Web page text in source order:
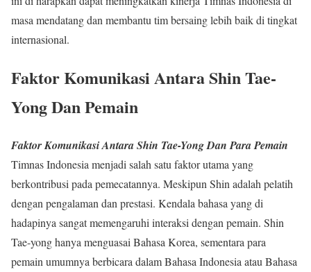
masa mendatang dan membantu tim bersaing lebih baik di tingkat
internasional.
Faktor Komunikasi Antara Shin Tae-
Yong Dan Pemain
Faktor Komunikasi Antara Shin Tae-Yong Dan Para Pemain
Timnas Indonesia menjadi salah satu faktor utama yang
berkontribusi pada pemecatannya. Meskipun Shin adalah pelatih
dengan pengalaman dan prestasi. Kendala bahasa yang di
hadapinya sangat memengaruhi interaksi dengan pemain. Shin
Tae-yong hanya menguasai Bahasa Korea, sementara para
pemain umumnya berbicara dalam Bahasa Indonesia atau Bahasa